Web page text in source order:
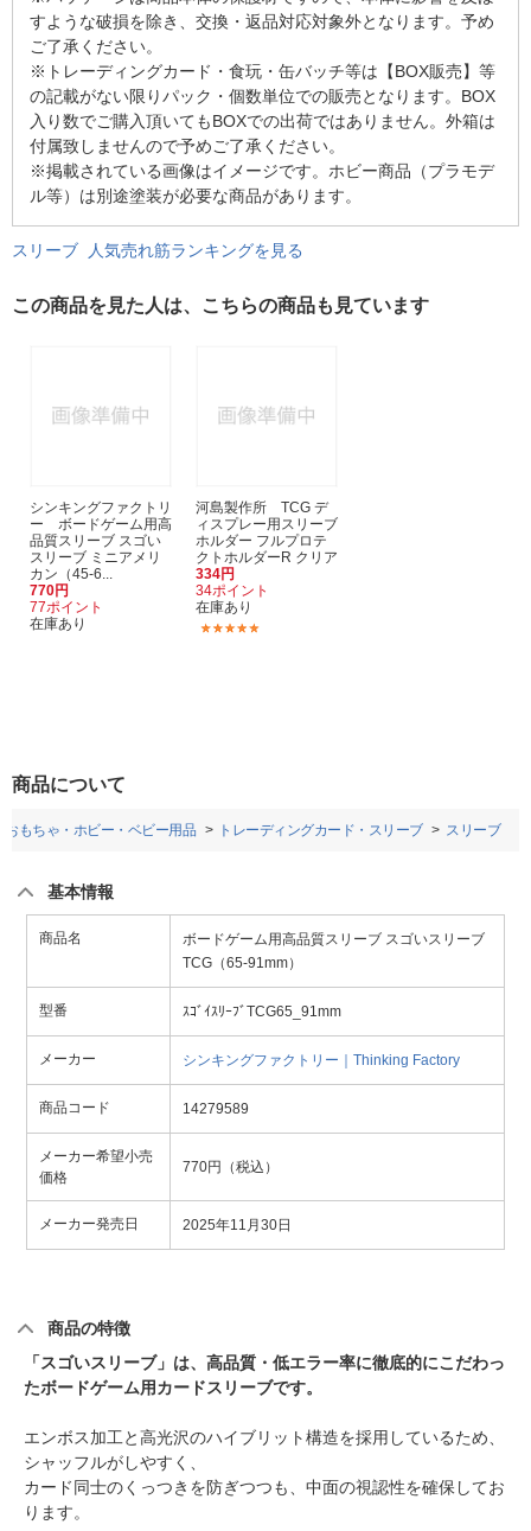
すような破損を除き、交換・返品対応対象外となります。予め
ご了承ください。
※トレーディングカード・食玩・缶バッチ等は【BOX販売】等
の記載がない限りパック・個数単位での販売となります。BOX
入り数でご購入頂いてもBOXでの出荷ではありません。外箱は
付属致しませんので予めご了承ください。
※掲載されている画像はイメージです。ホビー商品（プラモデ
ル等）は別途塗装が必要な商品があります。
スリーブ 人気売れ筋ランキングを見る
この商品を見た人は、こちらの商品も見ています
シンキングファクトリ
ー ボードゲーム用高
品質スリーブ スゴい
スリーブ ミニアメリ
カン（45-6...
770円
77ポイント
在庫あり
河島製作所 TCG デ
ィスプレー用スリーブ
ホルダー フルプロテ
クトホルダーR クリア
334円
34ポイント
在庫あり
商品について
おもちゃ・ホビー・ベビー用品 トレーディングカード・スリーブ スリーブ
基本情報
商品名
ボードゲーム用高品質スリーブ スゴいスリーブ
TCG（65-91mm）
型番 ｽｺﾞｲｽﾘｰﾌﾞTCG65_91mm
メーカー シンキングファクトリー｜Thinking Factory
商品コード 14279589
メーカー希望小売
価格
770円（税込）
メーカー発売日 2025年11月30日
商品の特徴
「スゴいスリーブ」は、高品質・低エラー率に徹底的にこだわっ
たボードゲーム用カードスリーブです。
エンボス加工と高光沢のハイブリット構造を採用しているため、
シャッフルがしやすく、
カード同士のくっつきを防ぎつつも、中面の視認性を確保してお
ります。